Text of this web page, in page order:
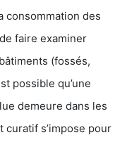
consommation des
faire examiner
(fossés,
possible qu’une
demeure dans les
curatif s’impose pour